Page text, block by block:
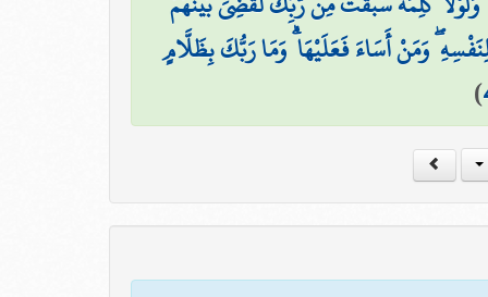
وَمَنْ أَسَاءَ فَعَلَيْهَا ۗ وَمَا رَبُّكَ بِظَلَّامٍ
)